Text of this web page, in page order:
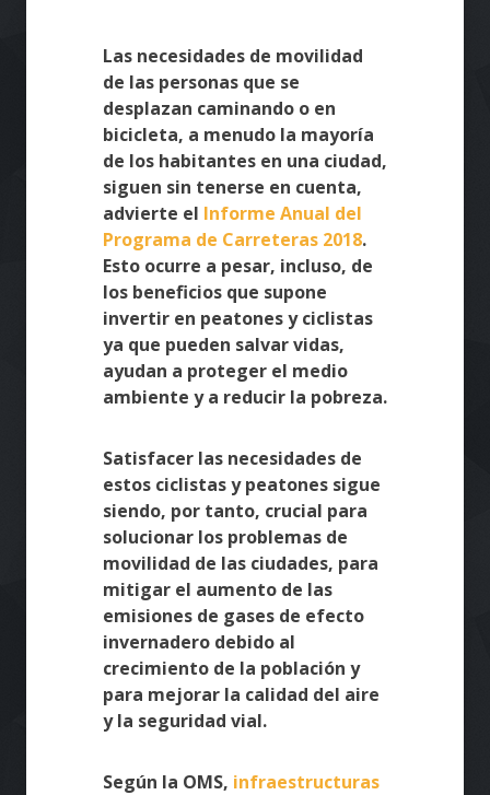
Las necesidades de movilidad
de las personas que se
desplazan caminando o en
bicicleta, a menudo la mayoría
de los habitantes en una ciudad,
siguen sin tenerse en cuenta,
advierte el Informe Anual del
Programa de Carreteras 2018.
Esto ocurre a pesar, incluso, de
los beneficios que supone
invertir en peatones y ciclistas
ya que pueden salvar vidas,
ayudan a proteger el medio
ambiente y a reducir la pobreza.
Satisfacer las necesidades de
estos ciclistas y peatones sigue
siendo, por tanto, crucial para
solucionar los problemas de
movilidad de las ciudades, para
mitigar el aumento de las
emisiones de gases de efecto
invernadero debido al
crecimiento de la población y
para mejorar la calidad del aire
y la seguridad vial.
Según la OMS, infraestructuras